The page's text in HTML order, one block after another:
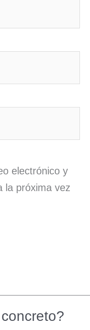
electrónico y
la próxima vez